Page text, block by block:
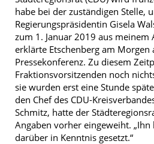
habe bei der zuständigen Stelle,
Regierungspräsidentin Gisela
zum 1. Januar 2019 aus meinem
erklärte Etschenberg am Morgen
Pressekonferenz. Zu diesem
Fraktionsvorsitzenden noch
sie wurden erst eine Stunde
den Chef des CDU-
Schmitz, hatte der
Angaben vorher eingeweiht. „Ihn
darüber in Kenntnis gesetzt.“